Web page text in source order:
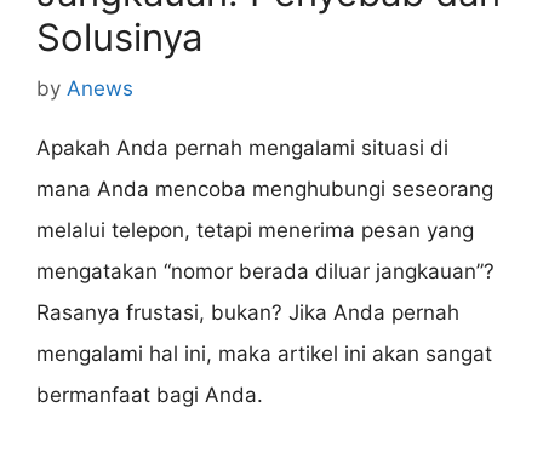
Solusinya
by Anews
Apakah Anda pernah mengalami situasi di
mana Anda mencoba menghubungi seseorang
melalui telepon, tetapi menerima pesan yang
mengatakan “nomor berada diluar jangkauan”?
Rasanya frustasi, bukan? Jika Anda pernah
mengalami hal ini, maka artikel ini akan sangat
bermanfaat bagi Anda.